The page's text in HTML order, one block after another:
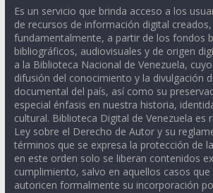
Es un servicio que brinda acceso a los
de recursos de información digital creados,
fundamentalmente, a partir de los fondos
bibliográficos, audiovisuales y de origen
a la Biblioteca Nacional de Venezuela,
difusión del conocimiento y la divulgación
documental del país, así como su
especial énfasis en nuestra historia,
cultural. Biblioteca Digital de Venezuela es
Ley sobre el Derecho de Autor y su
términos que se expresa la protección de
en este orden solo se liberan contenidos
cumplimiento, salvo en aquellos casos
autoricen formalmente su incorporación